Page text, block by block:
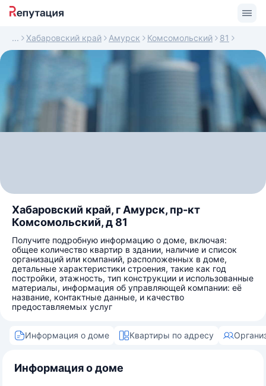
Хабаровский край Амурск Комсомольский 81
Хабаровский край, г Амурск, пр-кт
Комсомольский, д 81
Получите подробную информацию о доме, включая:
общее количество квартир в здании, наличие и список
организаций или компаний, расположенных в доме,
детальные характеристики строения, такие как год
постройки, этажность, тип конструкции и использованные
материалы, информация об управляющей компании: её
название, контактные данные, и качество
предоставляемых услуг
Информация о доме Квартиры по адресу
Информация о доме